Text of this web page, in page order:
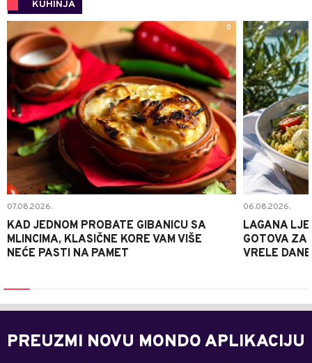
KUHINJA
0
07.08.2026.
KAD JEDNOM PROBATE GIBANICU SA
MLINCIMA, KLASIČNE KORE VAM VIŠE
NEĆE PASTI NA PAMET
06.08.2026.
LAGANA
GOTOVA ZA
VRELE DANE
PREUZMI NOVU MONDO APLIKACIJU